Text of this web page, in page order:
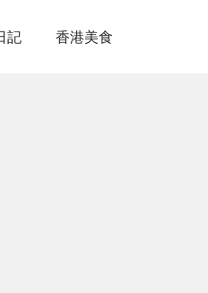
記 香港美食